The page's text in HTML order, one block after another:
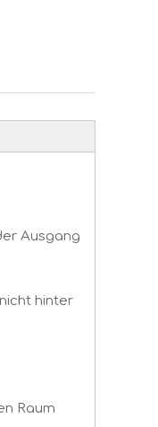
Ausgang
hinter
Raum